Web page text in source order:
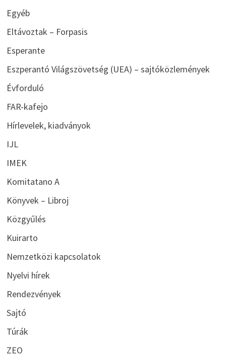
Egyéb
Eltávoztak – Forpasis
Esperante
Eszperantó Világszövetség (UEA) – sajtóközlemények
Évforduló
FAR-kafejo
Hírlevelek, kiadványok
IJL
IMEK
Komitatano A
Könyvek – Libroj
Közgyűlés
Kuirarto
Nemzetközi kapcsolatok
Nyelvi hírek
Rendezvények
Sajtó
Túrák
ZEO